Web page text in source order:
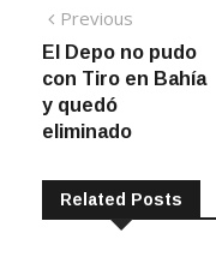
Navegación
de
entradas
Previous
post:
El Depo no pudo
con Tiro en Bahía
y quedó
eliminado
Related Posts